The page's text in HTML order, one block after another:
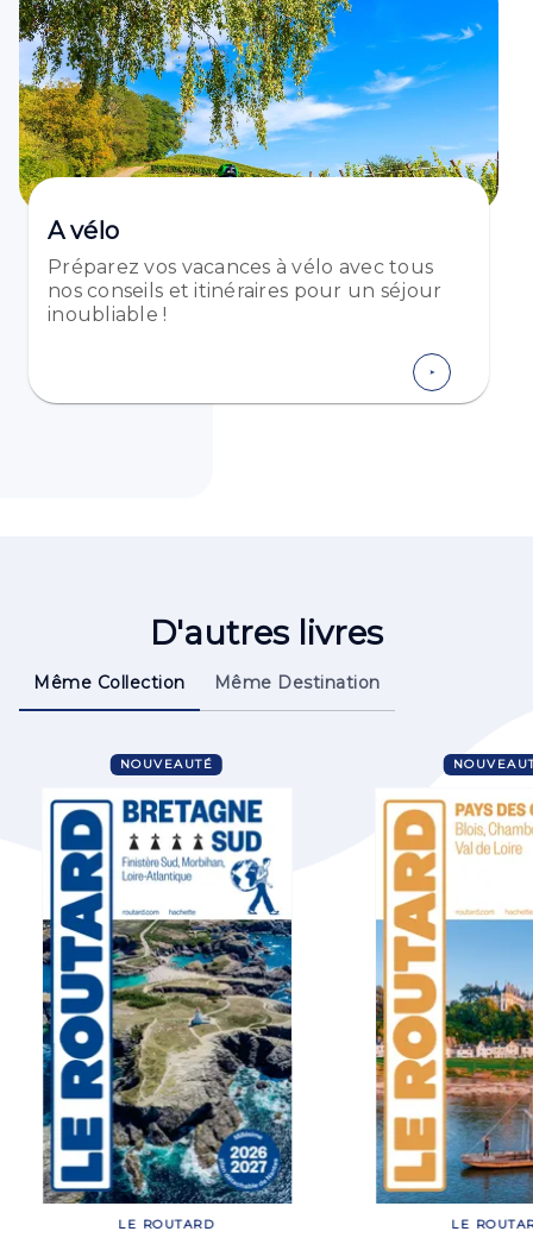
A vélo
Préparez vos vacances à vélo avec tous
nos conseils et itinéraires pour un séjour
inoubliable !
D'autres livres
Même Collection Même Destination
NOUVEAUTÉ
LE ROUTARD LE